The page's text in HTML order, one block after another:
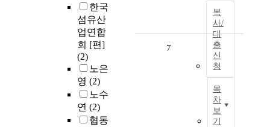
한국
섬유산
업연합
회 [편]
(2)
노은
영 (2)
노수
연 (2)
협동
복
사/
대
출
신
청
목
차
보
기
7